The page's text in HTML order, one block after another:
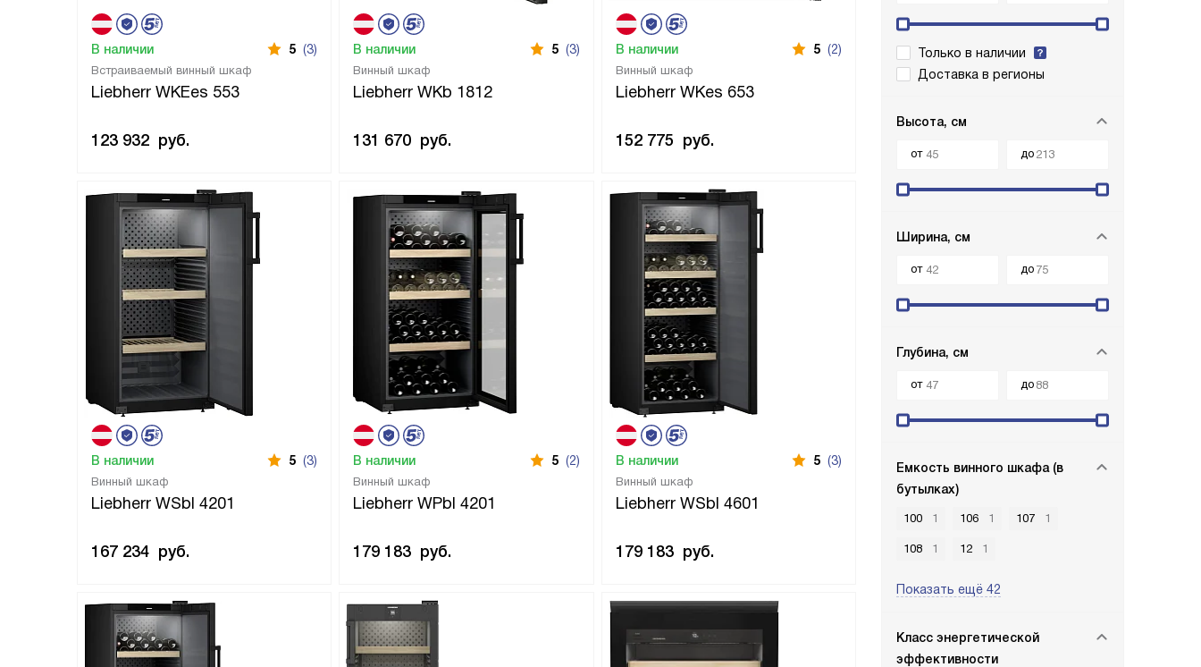
Только в наличии
Доставка в регионы
Высота, см
от до
Ширина, см
от до
Глубина, см
от до
Емкость винного шкафа (в
бутылках)
100 1 106 1 107 1
108 1 12 1
Показать ещё 42
Класс энергетической
эффективности
Встраиваемый винный шкаф
Liebherr WKEes 553
В наличии 5 (3)
123 932 руб.
Винный шкаф
Liebherr WKb 1812
В наличии 5 (3)
131 670 руб.
Винный шкаф
Liebherr WKes 653
В наличии 5 (2)
152 775 руб.
Винный шкаф
Liebherr WSbl 4201
В наличии 5 (3)
167 234 руб.
Винный шкаф
Liebherr WPbl 4201
В наличии 5 (2)
179 183 руб.
Винный шкаф
Liebherr WSbl 4601
В наличии 5 (3)
179 183 руб.